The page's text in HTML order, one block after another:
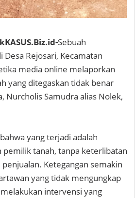
Sebuah
Rejosari, Kecamatan
media online melaporkan
yang ditegaskan tidak benar
Nurcholis Samudra alias Nolek,
yang terjadi adalah
pemilik tanah, tanpa keterlibatan
Ketegangan semakin
yang tidak mengungkap
intervensi yang